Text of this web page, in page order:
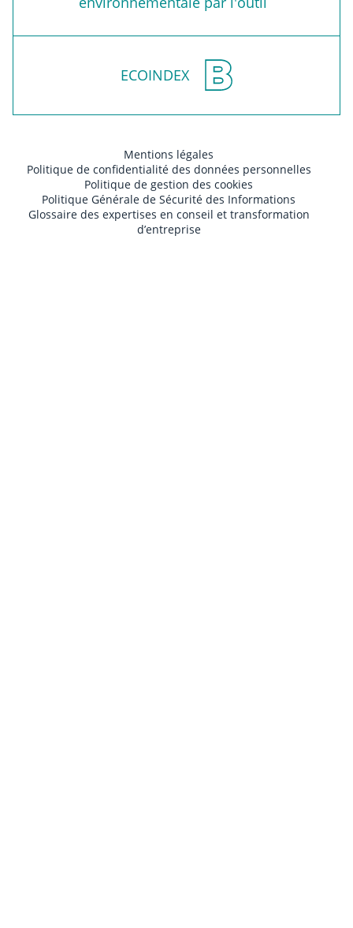
ECOINDEX
Mentions légales
Politique de confidentialité des données personnelles
Politique de gestion des cookies
Politique Générale de Sécurité des Informations
Glossaire des expertises en conseil et transformation
d’entreprise